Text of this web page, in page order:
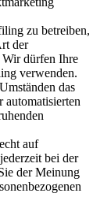
zu betreiben,
der
Wir dürfen Ihre
verwenden.
das
automatisierten
auf
bei der
der Meinung